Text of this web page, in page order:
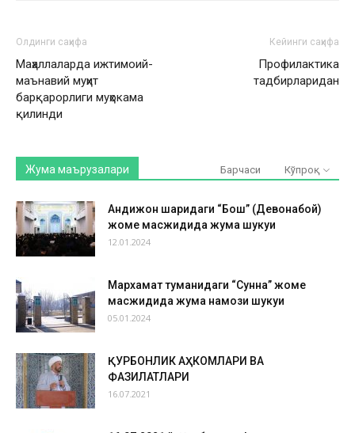
Олдинги саҳифа
Маҳаллаларда ижтимоий-
маънавий муҳит
барқарорлиги муҳокама
қилинди
Кейинги саҳифа
Профилактика
тадбирларидан
Жума маърузалари Барчаси Кўпроқ
Андижон шаҳридаги “Бош” (Девонабой)
жоме масжидида жума шукуҳи
12.01.2024
Мархамат туманидаги “Сунна” жоме
масжидида жума намози шукуҳи
05.01.2024
ҚУРБОНЛИК АҲКОМЛАРИ ВА
ФАЗИЛАТЛАРИ
16.07.2021